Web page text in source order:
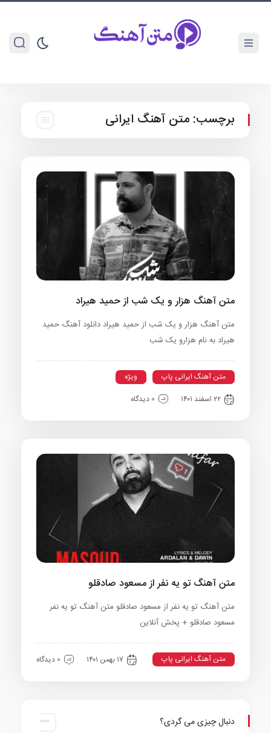
برچسب: متن آهنگ ایرانی
متن آهنگ هزار و یک شب از حمید هیراد
متن آهنگ هزار و یک شب از حمید هیراد دانلود آهنگ حمید
هیراد به نام هزارو یک شب
متن آهنگ ایرانی پاپ
ویژه
۲۲ اسفند ۱۴۰۱
0 دیدگاه
متن آهنگ تو یه نفر از مسعود صادقلو
متن آهنگ تو یه نفر از مسعود صادقلو متن آهنگ تو یه نفر
مسعود صادقلو + پخش آنلاین
متن آهنگ ایرانی پاپ ۱۷ بهمن ۱۴۰۱ 0 دیدگاه
دنبال چیزی می گردی؟